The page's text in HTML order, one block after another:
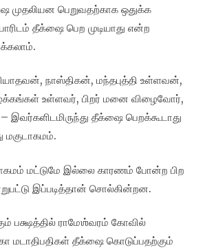
முதலியன பெறுவதற்காக ஒதுக்க
தீக்ஷை பெற முடியாது என்ற
நாஸ்திகன், மந்தபுத்தி உள்ளவன்,
உள்ளவர், பிறர் மனை விழைவோர்,
இவர்களிடமிருந்து தீக்ஷை பெறக்கூடாது
மகுடாகமம்.
மட்டுமே இல்லை காரணம் போன்ற பிற
இப்படித்தான் சொல்கின்றன.
பக்ஷத்தில் ராமேஶ்வரம் கோவில்
மடாதிபதிகள் தீக்ஷை கொடுப்பதற்கும்